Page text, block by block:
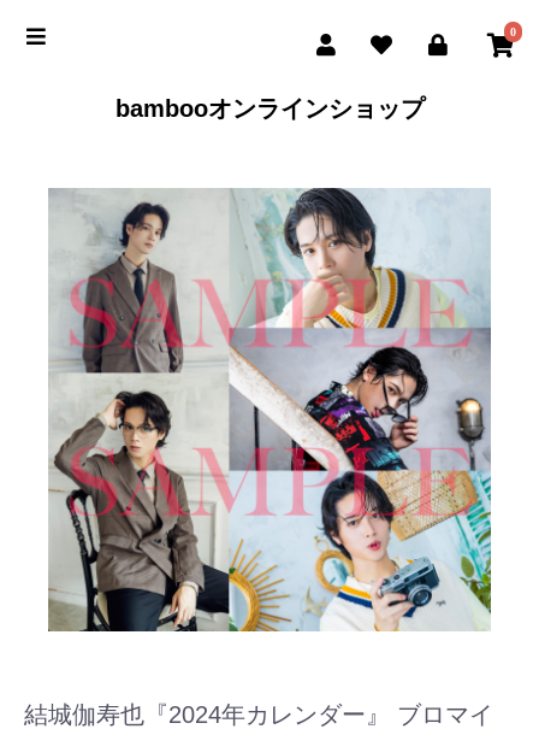
0
bambooオンラインショップ
結城伽寿也『2024年カレンダー』 ブロマイ